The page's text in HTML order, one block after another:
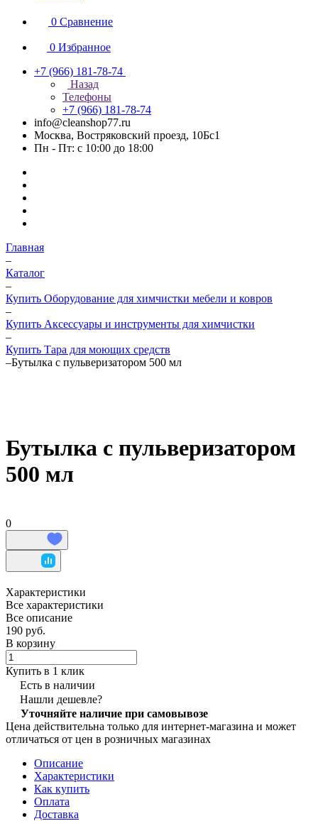
0 Сравнение
0 Избранное
+7 (966) 181-78-74
Назад
Телефоны
+7 (966) 181-78-74
info@cleanshop77.ru
Москва, Востряковский проезд, 10Бс1
Пн - Пт: с 10:00 до 18:00
Главная
–
Каталог
–
Купить Оборудование для химчистки мебели и ковров
–
Купить Аксессуары и инструменты для химчистки
–
Купить Тара для моющих средств
–Бутылка с пульверизатором 500 мл
Бутылка с пульверизатором
500 мл
0
Характеристики
Все характеристики
Все описание
190 руб.
В корзину
Купить в 1 клик
Есть в наличии
Нашли дешевле?
Уточняйте наличие при самовывозе
Цена действительна только для интернет-магазина и может
отличаться от цен в розничных магазинах
Описание
Характеристики
Как купить
Оплата
Доставка